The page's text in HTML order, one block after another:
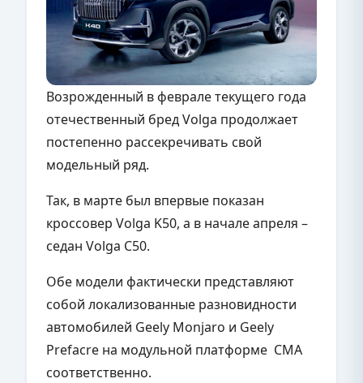
Возрожденный в феврале текущего года
отечественный бред Volga продолжает
постепенно рассекречивать свой
модельный ряд.
Так, в марте был впервые показан
кроссовер Volga K50, а в начале апреля –
седан Volga C50.
Обе модели фактически представляют
собой локализованные разновидности
автомобилей Geely Monjaro и Geely
Prefacre на модульной платформе CMA
соответственно.